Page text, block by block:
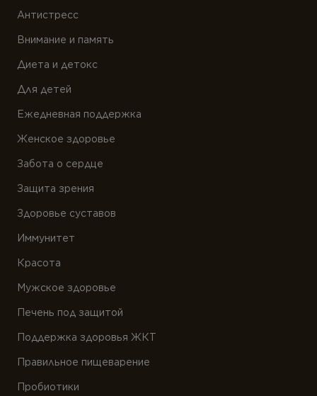
Растения
Ферменты
Растения
Ферменты
Антистресс
Внимание и память
Диета и детокс
Для детей
Ежедневная поддержка
Женское здоровье
Забота о сердце
Защита зрения
Здоровье суставов
Иммунитет
Красота
Мужское здоровье
Печень под защитой
Поддержка здоровья ЖКТ
Правильное пищеварение
Пробиотики